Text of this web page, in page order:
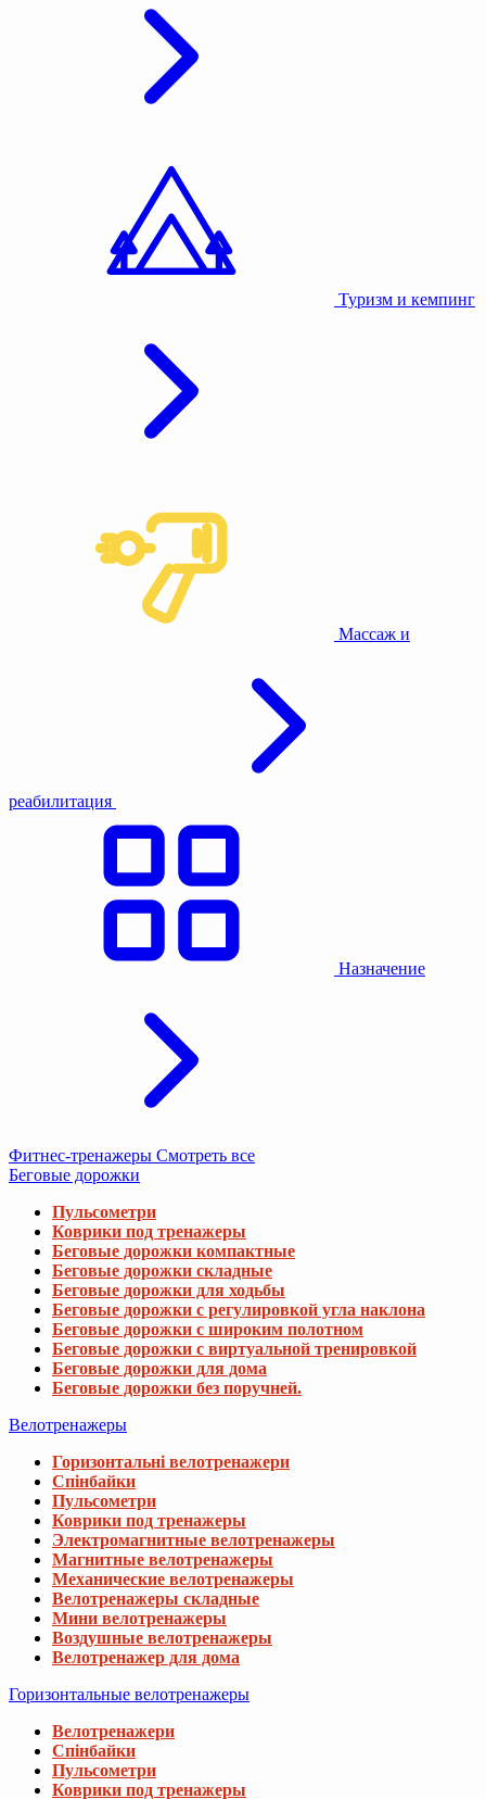
Туризм и кемпинг
Массаж и
реабилитация
Назначение
Фитнес-тренажеры Смотреть все
Беговые дорожки
Пульсометри
Коврики под тренажеры
Беговые дорожки компактные
Беговые дорожки складные
Беговые дорожки для ходьбы
Беговые дорожки с регулировкой угла наклона
Беговые дорожки с широким полотном
Беговые дорожки с виртуальной тренировкой
Беговые дорожки для дома
Беговые дорожки без поручней.
Велотренажеры
Горизонтальні велотренажери
Спінбайки
Пульсометри
Коврики под тренажеры
Электромагнитные велотренажеры
Магнитные велотренажеры
Механические велотренажеры
Велотренажеры складные
Мини велотренажеры
Воздушные велотренажеры
Велотренажер для дома
Горизонтальные велотренажеры
Велотренажери
Спінбайки
Пульсометри
Коврики под тренажеры